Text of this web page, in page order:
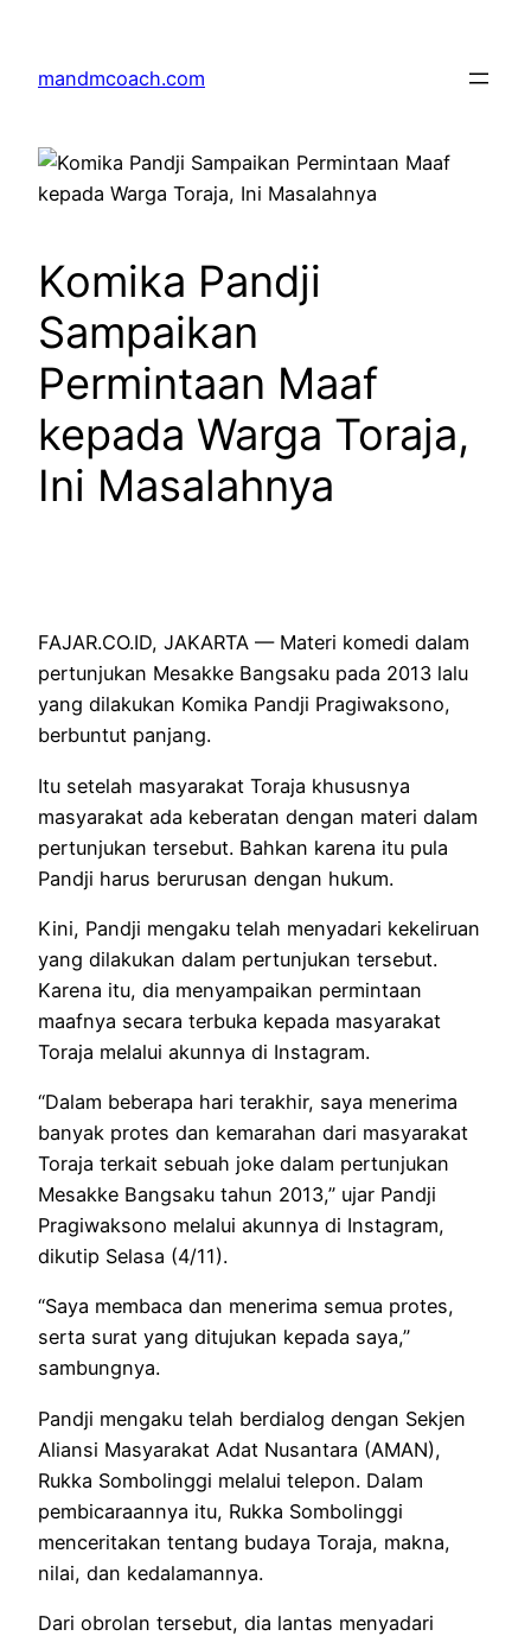
content
mandmcoach.com
Komika Pandji
Sampaikan
Permintaan Maaf
kepada Warga Toraja,
Ini Masalahnya
FAJAR.CO.ID, JAKARTA — Materi komedi dalam
pertunjukan Mesakke Bangsaku pada 2013 lalu
yang dilakukan Komika Pandji Pragiwaksono,
berbuntut panjang.
Itu setelah masyarakat Toraja khususnya
masyarakat ada keberatan dengan materi dalam
pertunjukan tersebut. Bahkan karena itu pula
Pandji harus berurusan dengan hukum.
Kini, Pandji mengaku telah menyadari kekeliruan
yang dilakukan dalam pertunjukan tersebut.
Karena itu, dia menyampaikan permintaan
maafnya secara terbuka kepada masyarakat
Toraja melalui akunnya di Instagram.
“Dalam beberapa hari terakhir, saya menerima
banyak protes dan kemarahan dari masyarakat
Toraja terkait sebuah joke dalam pertunjukan
Mesakke Bangsaku tahun 2013,” ujar Pandji
Pragiwaksono melalui akunnya di Instagram,
dikutip Selasa (4/11).
“Saya membaca dan menerima semua protes,
serta surat yang ditujukan kepada saya,”
sambungnya.
Pandji mengaku telah berdialog dengan Sekjen
Aliansi Masyarakat Adat Nusantara (AMAN),
Rukka Sombolinggi melalui telepon. Dalam
pembicaraannya itu, Rukka Sombolinggi
menceritakan tentang budaya Toraja, makna,
nilai, dan kedalamannya.
Dari obrolan tersebut, dia lantas menyadari